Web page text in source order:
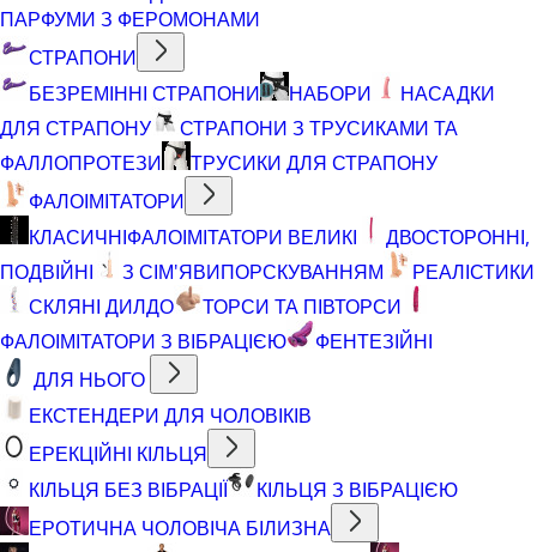
ПАРФУМИ З ФЕРОМОНАМИ
СТРАПОНИ
БЕЗРЕМІННІ СТРАПОНИ
НАБОРИ
НАСАДКИ
ДЛЯ СТРАПОНУ
СТРАПОНИ З ТРУСИКАМИ ТА
ФАЛЛОПРОТЕЗИ
ТРУСИКИ ДЛЯ СТРАПОНУ
ФАЛОІМІТАТОРИ
КЛАСИЧНІФАЛОІМІТАТОРИ ВЕЛИКІ
ДВОСТОРОННІ,
ПОДВІЙНІ
З СІМ'ЯВИПОРСКУВАННЯМ
РЕАЛІСТИКИ
СКЛЯНІ ДИЛДО
ТОРСИ ТА ПІВТОРСИ
ФАЛОІМІТАТОРИ З ВІБРАЦІЄЮ
ФЕНТЕЗІЙНІ
ДЛЯ НЬОГО
ЕКСТЕНДЕРИ ДЛЯ ЧОЛОВІКІВ
ЕРЕКЦІЙНІ КІЛЬЦЯ
КІЛЬЦЯ БЕЗ ВІБРАЦІЇ
КІЛЬЦЯ З ВІБРАЦІЄЮ
ЕРОТИЧНА ЧОЛОВІЧА БІЛИЗНА